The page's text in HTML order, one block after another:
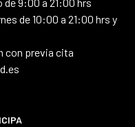
de 9:00 a 21:00 hrs
de 10:00 a 21:00 hrs y
con previa cita